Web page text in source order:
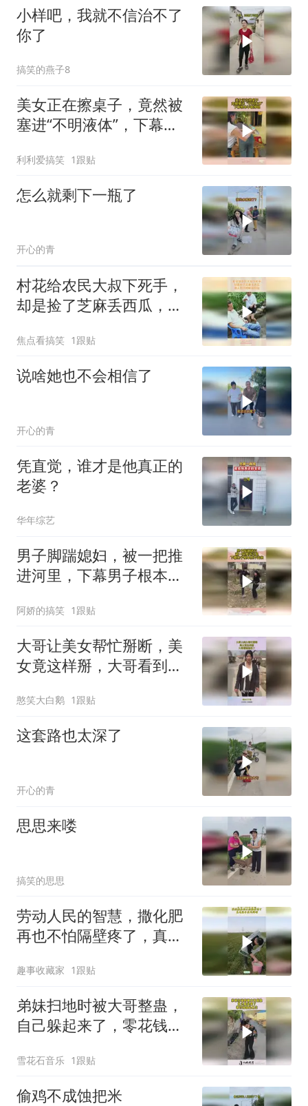
小样吧，我就不信治不了
你了
搞笑的燕子8
美女正在擦桌子，竟然被
塞进“不明液体”，下幕根
利利爱搞笑 1跟贴
怎么就剩下一瓶了
开心的青
村花给农民大叔下死手，
却是捡了芝麻丢西瓜，做
焦点看搞笑 1跟贴
说啥她也不会相信了
开心的青
凭直觉，谁才是他真正的
老婆？
华年综艺
男子脚踹媳妇，被一把推
进河里，下幕男子根本爬
阿娇的搞笑 1跟贴
大哥让美女帮忙掰断，美
女竟这样掰，大哥看到惊
憨笑大白鹅 1跟贴
这套路也太深了
开心的青
思思来喽
搞笑的思思
劳动人民的智慧，撒化肥
再也不怕隔壁疼了，真是
趣事收藏家 1跟贴
弟妹扫地时被大哥整蛊，
自己躲起来了，零花钱因
雪花石音乐 1跟贴
偷鸡不成蚀把米